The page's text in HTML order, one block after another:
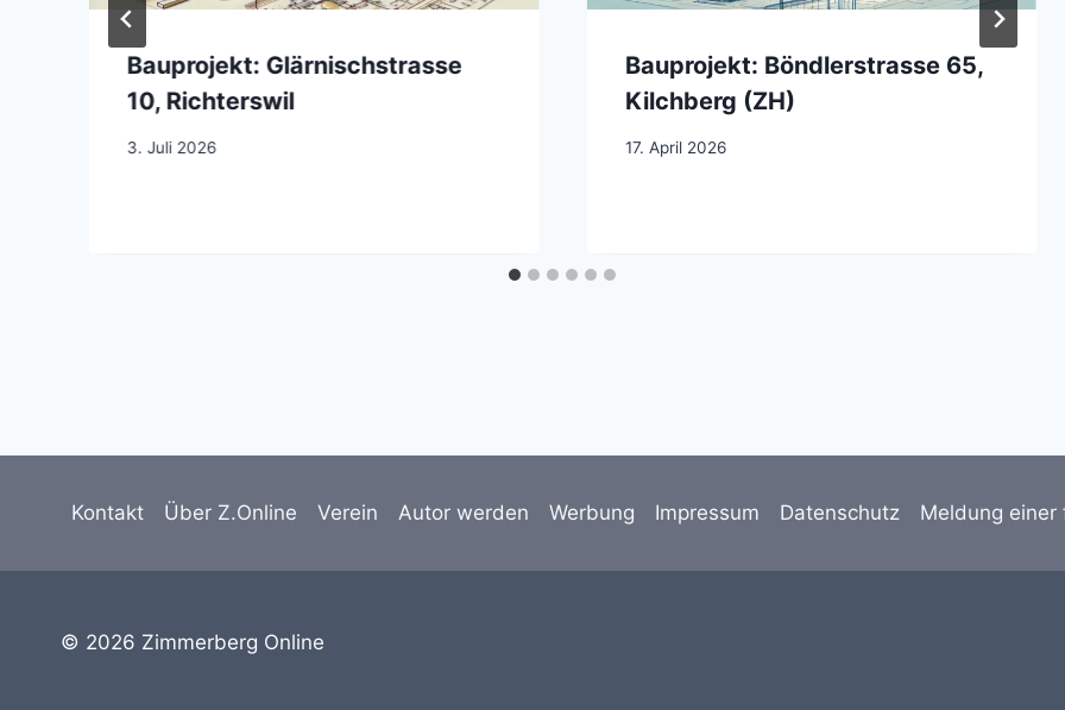
Bauprojekt: Glärnischstrasse
10, Richterswil
3. Juli 2026
Bauprojekt: Böndlerstrasse 65,
Kilchberg (ZH)
17. April 2026
Kontakt Über Z.Online Verein Autor werden Werbung Impressum Datenschutz Meldung einer
© 2026 Zimmerberg Online